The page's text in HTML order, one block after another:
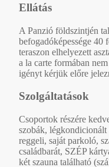
Ellátás
A Panzió földszintjén
befogadóképessége 40
teraszon elhelyezett
a la carte formában
igényt kérjük előre
Szolgáltatások
Csoportok részére
szobák, légkondicionált
reggeli, saját parkoló,
családbarát, SZÉP
két szauna található